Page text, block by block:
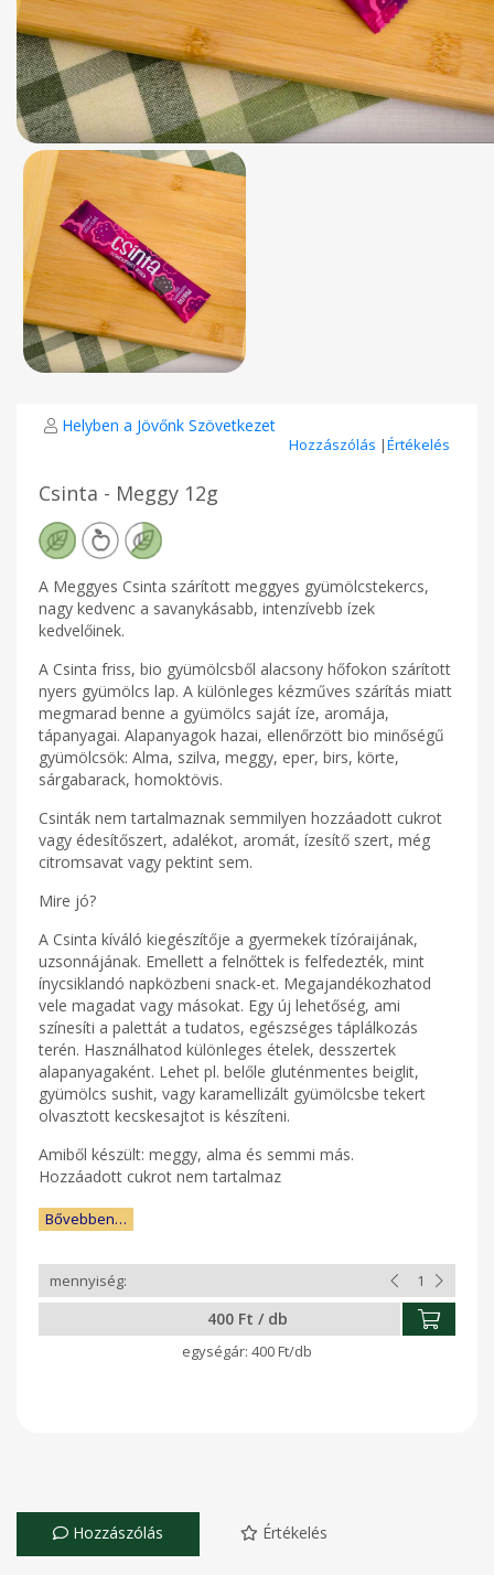
Helyben a Jövőnk Szövetkezet
Hozzászólás |Értékelés
Csinta - Meggy 12g
A Meggyes Csinta szárított meggyes gyümölcstekercs,
nagy kedvenc a savanykásabb, intenzívebb ízek
kedvelőinek.
A Csinta friss, bio gyümölcsből alacsony hőfokon szárított
nyers gyümölcs lap. A különleges kézműves szárítás miatt
megmarad benne a gyümölcs saját íze, aromája,
tápanyagai. Alapanyagok hazai, ellenőrzött bio minőségű
gyümölcsök: Alma, szilva, meggy, eper, birs, körte,
sárgabarack, homoktövis.
Csinták nem tartalmaznak semmilyen hozzáadott cukrot
vagy édesítőszert, adalékot, aromát, ízesítő szert, még
citromsavat vagy pektint sem.
Mire jó?
A Csinta kíváló kiegészítője a gyermekek tízóraijának,
uzsonnájának. Emellett a felnőttek is felfedezték, mint
ínycsiklandó napközbeni snack-et. Megajandékozhatod
vele magadat vagy másokat. Egy új lehetőség, ami
színesíti a palettát a tudatos, egészséges táplálkozás
terén. Használhatod különleges ételek, desszertek
alapanyagaként. Lehet pl. belőle gluténmentes beiglit,
gyümölcs sushit, vagy karamellizált gyümölcsbe tekert
olvasztott kecskesajtot is készíteni.
Amiből készült: meggy, alma és semmi más.
Hozzáadott cukrot nem tartalmaz
Bővebben…
400 Ft / db
400 Ft/db
Hozzászólás Értékelés